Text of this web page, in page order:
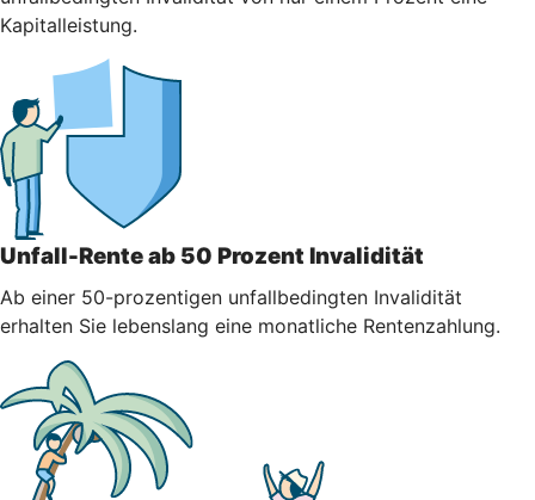
Kapitalleistung.
Unfall-Rente ab 50 Prozent Invalidität
Ab einer 50-prozentigen unfallbedingten Invalidität
erhalten Sie lebenslang eine monatliche Rentenzahlung.